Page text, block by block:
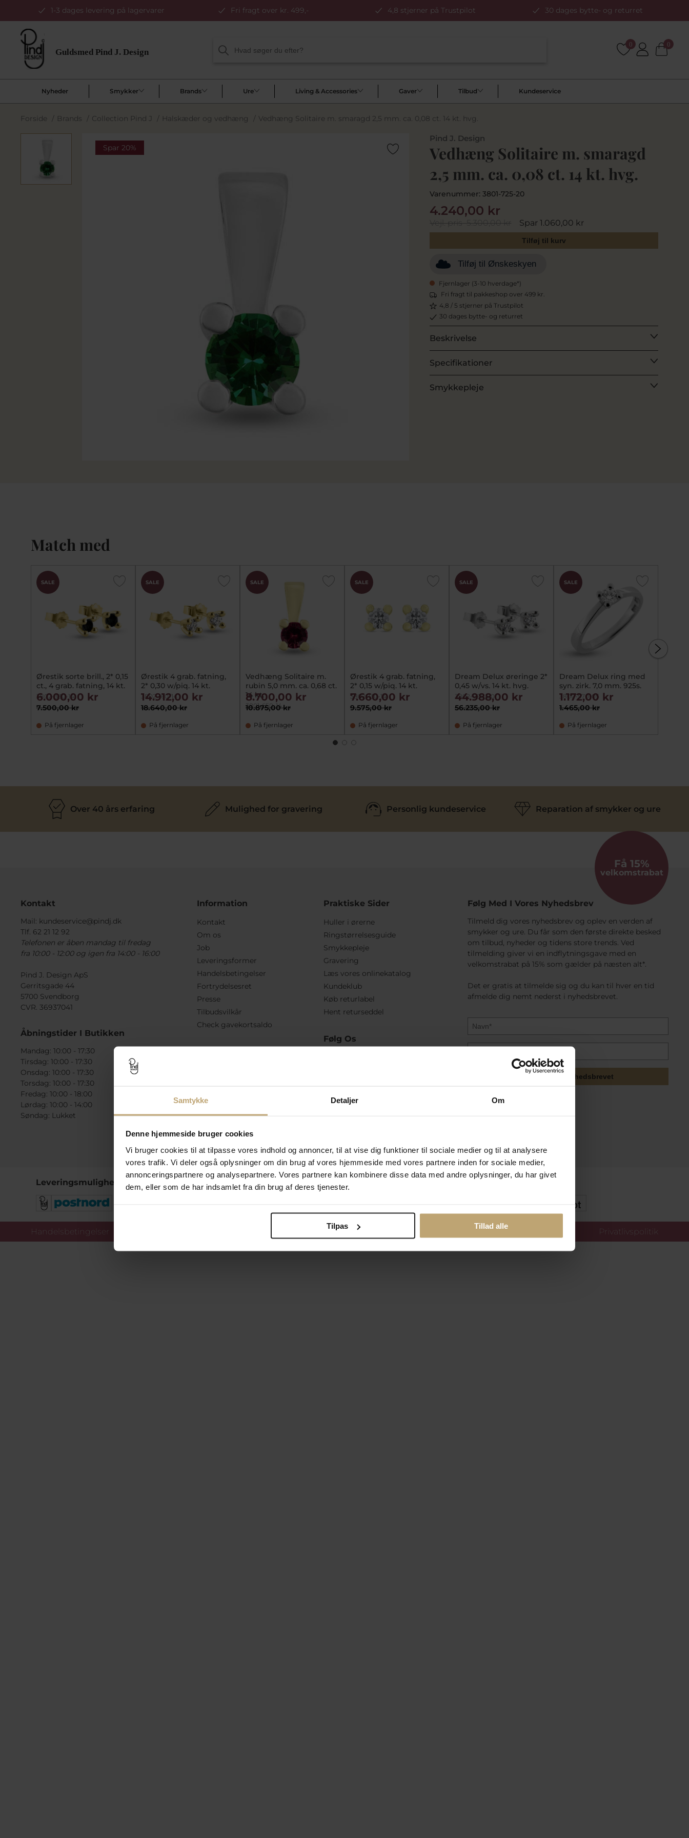
Samtykke Detaljer Om
Denne hjemmeside bruger cookies
Vi bruger cookies til at tilpasse vores indhold og annoncer, til at vise dig funktioner til sociale medier og til at analysere
vores trafik. Vi deler også oplysninger om din brug af vores hjemmeside med vores partnere inden for sociale medier,
annonceringspartnere og analysepartnere. Vores partnere kan kombinere disse data med andre oplysninger, du har givet
dem, eller som de har indsamlet fra din brug af deres tjenester.
Tilpas Tillad alle
1-3 dages levering på lagervarer Fri fragt over kr. 499,- 4,8 stjerner på Trustpilot 30 dages bytte- og returret
0 0
Nyheder Smykker Brands Ure Living & Accessories Gaver Tilbud Kundeservice
Forside / Brands / Collection Pind J / Halskæder og vedhæng / Vedhæng Solitaire m. smaragd 2,5 mm. ca. 0,08 ct. 14 kt. hvg.
Spar 20%
Pind J. Design
Vedhæng Solitaire m. smaragd
2,5 mm. ca. 0,08 ct. 14 kt. hvg.
Varenummer: 3801-725-20
Vejl. pris5.300,00 kr Spar 1.060,00 kr
4.240,00 kr
Tilføj til kurv
Tilføj til Ønskeskyen
Fjernlager (3-10 hverdage*)
Fri fragt til pakkeshop over 499 kr.
4,8 / 5 stjerner på Trustpilot
30 dages bytte- og returret
Beskrivelse
Specifikationer
Smykkepleje
Match med
SALE
Ørestik sorte brill., 2* 0,15
ct., 4 grab. fatning, 14 kt.
3802-330-14
7.500,00 kr
6.000,00 kr
På fjernlager
SALE
Ørestik 4 grab. fatning,
2* 0,30 w/piq. 14 kt.
3802-160-14
18.640,00 kr
14.912,00 kr
På fjernlager
SALE
Vedhæng Solitaire m.
rubin 5,0 mm. ca. 0,68 ct.
14 kt.
3801-650-14
10.875,00 kr
8.700,00 kr
På fjernlager
SALE
Ørestik 4 grab. fatning,
2* 0,15 w/piq. 14 kt.
3802-130-14
9.575,00 kr
7.660,00 kr
På fjernlager
SALE
Dream Delux øreringe 2*
0,45 w/vs. 14 kt. hvg.
3802-090-20
56.235,00 kr
44.988,00 kr
På fjernlager
SALE
Dream Delux ring med
syn. zirk. 7,0 mm. 925s.
3800-570-05
1.465,00 kr
1.172,00 kr
På fjernlager
Over 40 års erfaring Mulighed for gravering Personlig kundeservice Reparation af smykker og ure
Kontakt
Mail: kundeservice@pindj.dk
Tlf. 62 21 12 92
Telefonen er åben mandag til fredag
fra 10:00 - 12:00 og igen fra 14:00 - 16:00
Pind J. Design ApS
Gerritsgade 44
5700 Svendborg
CVR. 36937041
Åbningstider I Butikken
Mandag: 10:00 - 17:30
Tirsdag: 10:00 - 17:30
Onsdag: 10:00 - 17:30
Torsdag: 10:00 - 17:30
Fredag: 10:00 - 18:00
Lørdag: 10:00 - 14:00
Søndag: Lukket
Information
Kontakt
Om os
Job
Leveringsformer
Handelsbetingelser
Fortrydelsesret
Presse
Tilbudsvilkår
Check gavekortsaldo
Praktiske Sider
Huller i ørerne
Ringstørrelsesguide
Smykkepleje
Gravering
Læs vores onlinekatalog
Kundeklub
Køb returlabel
Hent returseddel
Følg Os
Få 15%
velkomstrabat
Følg Med I Vores Nyhedsbrev
Tilmeld dig vores nyhedsbrev og oplev en verden af
smykker og ure. Du får som den første direkte besked
om tilbud, nyheder og tidens store trends. Ved
tilmelding giver vi en indflytningsgave med en
velkomstrabat på 15% som gælder på næsten alt*.
Det er gratis at tilmelde sig og du kan til hver en tid
afmelde dig nemt nederst i nyhedsbrevet.
Tilmeld mig nyhedsbrevet
Leveringsmuligheder Betalingsmuligheder Sikker Og Tryg E-Handel
Handelsbetingelser Ændr cookie-indstillinger Privatlivspolitik